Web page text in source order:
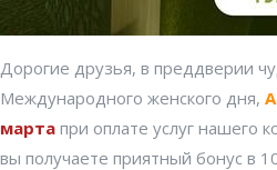
Дорогие друзья, в преддверии
Международного женского дня,
марта при оплате услуг нашего
вы получаете приятный бонус в